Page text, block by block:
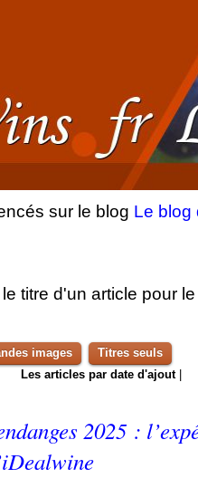
sur le blog Le blog
titre d'un article pour
images
Titres seuls
Les articles par date d'ajout|
2025 :